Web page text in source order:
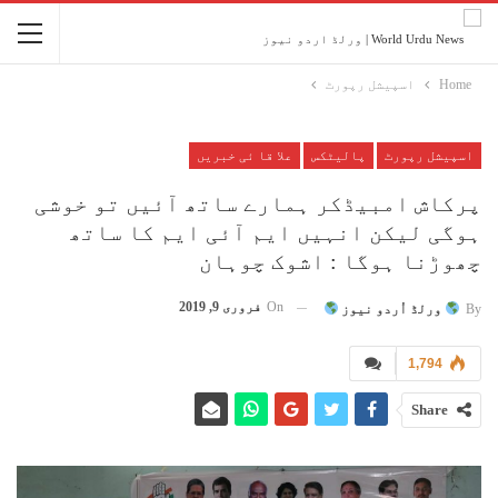
Home اسپیشل رپورٹ
اسپیشل رپورٹ پالیٹکس علا قا ئی خبریں
پرکاش امبیڈکر ہمارے ساتھ آئیں تو خوشی
ہوگی لیکن انہیں ایم آئی ایم کا ساتھ
چھوڑنا ہوگا : اشوک چوہان
By ورلڈ اُردو نیوز On فروری 9, 2019
1,794
Share